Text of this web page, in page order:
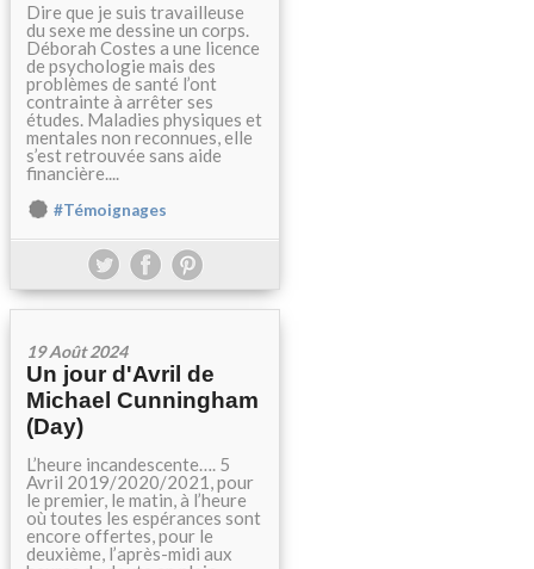
Dire que je suis travailleuse
du sexe me dessine un corps.
Déborah Costes a une licence
de psychologie mais des
problèmes de santé l’ont
contrainte à arrêter ses
études. Maladies physiques et
mentales non reconnues, elle
s’est retrouvée sans aide
financière....
#Témoignages
19 Août 2024
Un jour d'Avril de
Michael Cunningham
(Day)
L’heure incandescente…. 5
Avril 2019/2020/2021, pour
le premier, le matin, à l’heure
où toutes les espérances sont
encore offertes, pour le
deuxième, l’après-midi aux